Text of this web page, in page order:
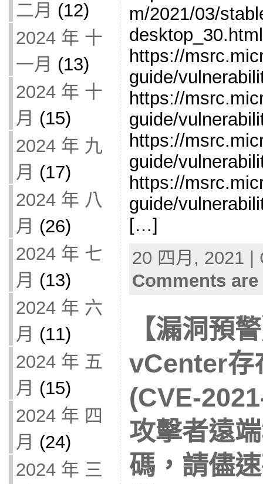
二月 (12)
2024 年 十
一月 (13)
2024 年 十
月 (15)
2024 年 九
月 (17)
2024 年 八
月 (26)
2024 年 七
月 (13)
2024 年 六
月 (11)
2024 年 五
月 (15)
2024 年 四
月 (24)
2024 年 三
m/2021/03/
desktop_30.html
https://
guide/
https://
guide/
https://
guide/
https://
guide/
[…]
20 四月, 2021
Comments
【漏洞預
vCenter存
(CVE-
攻擊者遠
碼，請儘